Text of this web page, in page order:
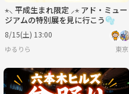
⋆⸜ 平成生まれ限定 ⸝⋆ アド・ミュー
ジアムの特別展を見に行こう🫧
8/15(土) 13:00
ゆるりら 東京